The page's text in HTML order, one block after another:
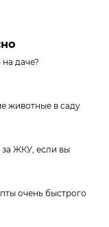
даче?
животные в саду
за ЖКУ, если вы
очень быстрого